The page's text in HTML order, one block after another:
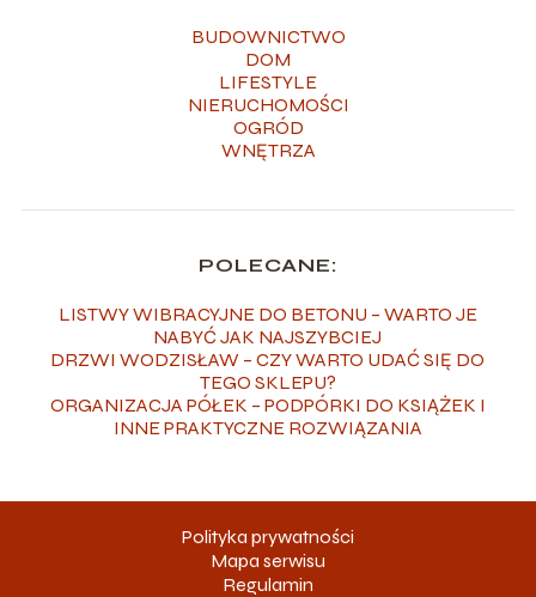
BUDOWNICTWO
DOM
LIFESTYLE
NIERUCHOMOŚCI
OGRÓD
WNĘTRZA
POLECANE:
LISTWY WIBRACYJNE DO BETONU – WARTO JE
NABYĆ JAK NAJSZYBCIEJ
DRZWI WODZISŁAW – CZY WARTO UDAĆ SIĘ DO
TEGO SKLEPU?
ORGANIZACJA PÓŁEK – PODPÓRKI DO KSIĄŻEK I
INNE PRAKTYCZNE ROZWIĄZANIA
Polityka prywatności
Mapa serwisu
Regulamin